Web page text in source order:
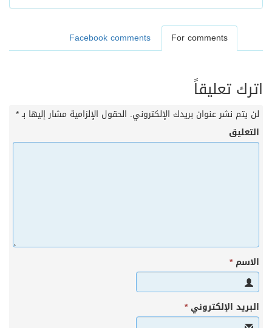
For comments
Facebook comments
اترك تعليقاً
لن يتم نشر عنوان بريدك الإلكتروني. الحقول الإلزامية مشار إليها بـ*
التعليق
الاسم*
البريد الإلكتروني*